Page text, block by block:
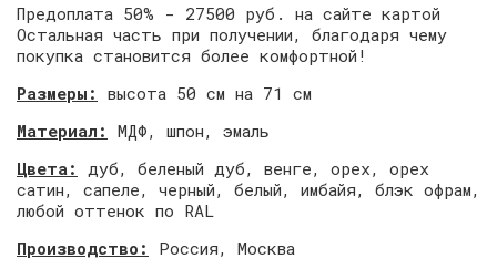
Предоплата 50% - 27500 руб. на сайте картой
Остальная часть при получении, благодаря чему
покупка становится более комфортной!
Размеры: высота 50 см на 71 см
Материал: МДФ, шпон, эмаль
Цвета:
дуб, беленый дуб, венге, орех, орех
сатин, сапеле, черный, белый, имбайя, блэк офрам,
любой оттенок по RAL
Производство:
Россия, Москва